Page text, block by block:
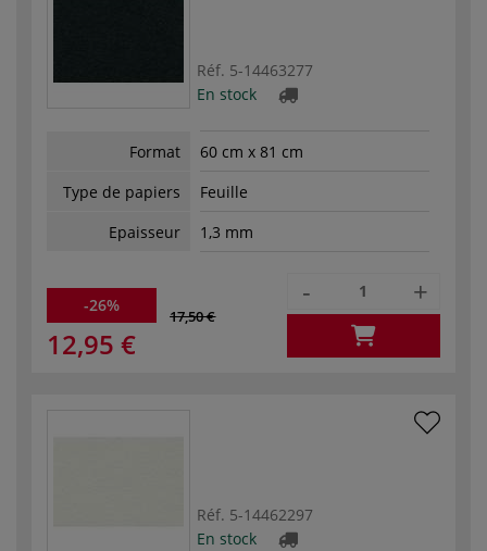
Réf. 5-14463277
En stock
Format
60 cm x 81 cm
Type de papiers
Feuille
Epaisseur
1,3 mm
-26%
17,50 €
12,95 €
- +
Réf. 5-14462297
En stock